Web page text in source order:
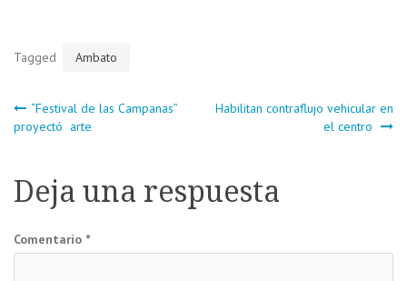
Tagged Ambato
Navegación
entradas
“Festival de las Campanas”
proyectó arte
Habilitan contraflujo vehicular en
el centro
Deja una respuesta
Comentario *